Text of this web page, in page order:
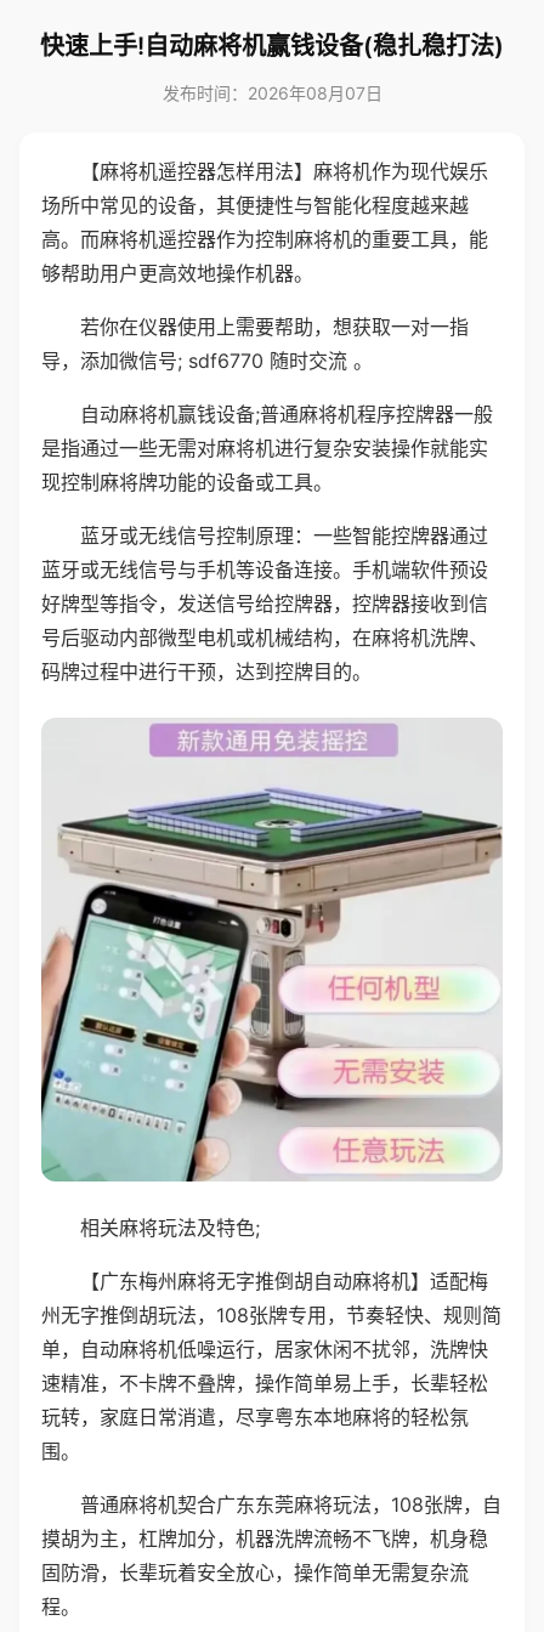
快速上手!自动麻将机赢钱设备(稳扎稳打法)
发布时间：2026年08月07日
【麻将机遥控器怎样用法】麻将机作为现代娱乐
场所中常见的设备，其便捷性与智能化程度越来越
高。而麻将机遥控器作为控制麻将机的重要工具，能
够帮助用户更高效地操作机器。
若你在仪器使用上需要帮助，想获取一对一指
导，添加微信号; sdf6770 随时交流 。
自动麻将机赢钱设备;普通麻将机程序控牌器一般
是指通过一些无需对麻将机进行复杂安装操作就能实
现控制麻将牌功能的设备或工具。
蓝牙或无线信号控制原理：一些智能控牌器通过
蓝牙或无线信号与手机等设备连接。手机端软件预设
好牌型等指令，发送信号给控牌器，控牌器接收到信
号后驱动内部微型电机或机械结构，在麻将机洗牌、
码牌过程中进行干预，达到控牌目的。
相关麻将玩法及特色;
【广东梅州麻将无字推倒胡自动麻将机】适配梅
州无字推倒胡玩法，108张牌专用，节奏轻快、规则简
单，自动麻将机低噪运行，居家休闲不扰邻，洗牌快
速精准，不卡牌不叠牌，操作简单易上手，长辈轻松
玩转，家庭日常消遣，尽享粤东本地麻将的轻松氛
围。
普通麻将机契合广东东莞麻将玩法，108张牌，自
摸胡为主，杠牌加分，机器洗牌流畅不飞牌，机身稳
固防滑，长辈玩着安全放心，操作简单无需复杂流
程。